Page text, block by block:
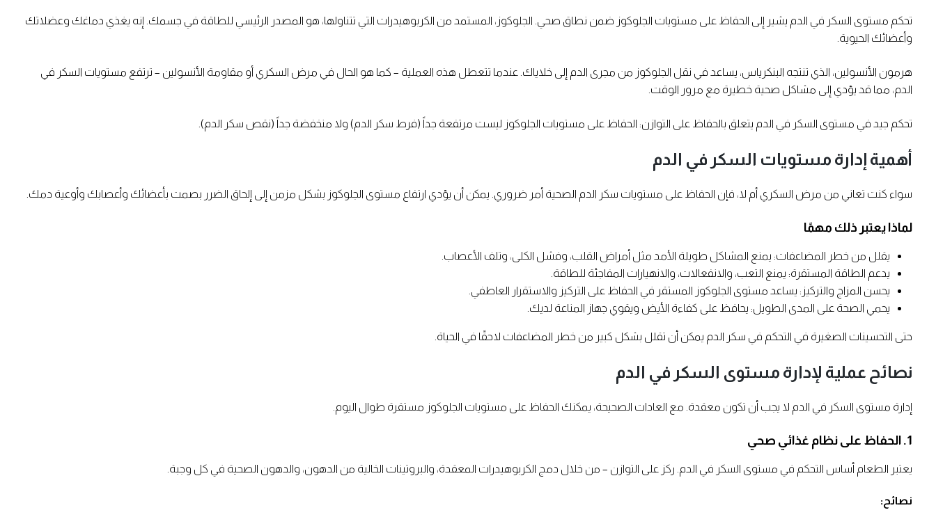
تحكم مستوى السكر في الدم يشير إلى الحفاظ على مستويات الجلوكوز ضمن نطاق صحي. الجلوكوز، المستمد من الكربوهيدرات التي تتناولها، هو المصدر الرئيسي للطاقة في جسمك. إنه يغذي دماغك وعضلاتك
وأعضائك الحيوية.
هرمون الأنسولين، الذي تنتجه البنكرياس، يساعد في نقل الجلوكوز من مجرى الدم إلى خلاياك. عندما تتعطل هذه العملية – كما هو الحال في مرض السكري أو مقاومة الأنسولين – ترتفع مستويات السكر في
الدم، مما قد يؤدي إلى مشاكل صحية خطيرة مع مرور الوقت.
تحكم جيد في مستوى السكر في الدم يتعلق بالحفاظ على التوازن: الحفاظ على مستويات الجلوكوز ليست مرتفعة جداً (فرط سكر الدم) ولا منخفضة جداً (نقص سكر الدم).
أهمية إدارة مستويات السكر في الدم
سواء كنت تعاني من مرض السكري أم لا، فإن الحفاظ على مستويات سكر الدم الصحية أمر ضروري. يمكن أن يؤدي ارتفاع مستوى الجلوكوز بشكل مزمن إلى إلحاق الضرر بصمت بأعضائك وأعصابك وأوعية دمك.
لماذا يعتبر ذلك مهمًا
يقلل من خطر المضاعفات: يمنع المشاكل طويلة الأمد مثل أمراض القلب، وفشل الكلى، وتلف الأعصاب.
يدعم الطاقة المستقرة: يمنع التعب، والانفعالات، والانهيارات المفاجئة للطاقة.
يحسن المزاج والتركيز: يساعد مستوى الجلوكوز المستقر في الحفاظ على التركيز والاستقرار العاطفي.
يحمي الصحة على المدى الطويل: يحافظ على كفاءة الأيض ويقوي جهاز المناعة لديك.
حتى التحسينات الصغيرة في التحكم في سكر الدم يمكن أن تقلل بشكل كبير من خطر المضاعفات لاحقًا في الحياة.
نصائح عملية لإدارة مستوى السكر في الدم
إدارة مستوى السكر في الدم لا يجب أن تكون معقدة. مع العادات الصحيحة، يمكنك الحفاظ على مستويات الجلوكوز مستقرة طوال اليوم.
1. الحفاظ على نظام غذائي صحي
يعتبر الطعام أساس التحكم في مستوى السكر في الدم. ركز على التوازن – من خلال دمج الكربوهيدرات المعقدة، والبروتينات الخالية من الدهون، والدهون الصحية في كل وجبة.
نصائح: